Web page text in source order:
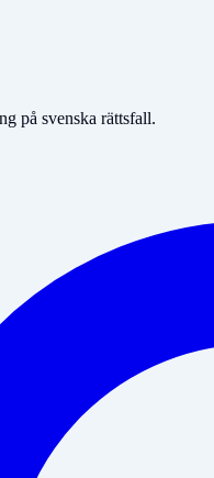
på svenska rättsfall.